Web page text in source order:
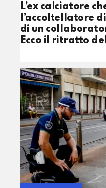
L’ex calciatore
l’accoltellatore
di un
Ecco il ritratto